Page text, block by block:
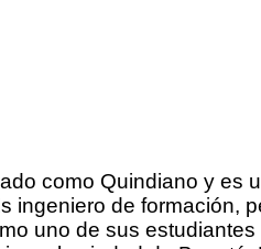
como Quindiano y es
ingeniero de formación,
uno de sus